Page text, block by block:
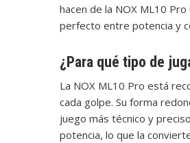
hacen de la NOX ML10
perfecto entre potencia y
¿Para qué tipo de
La NOX ML10 Pro está
cada golpe. Su forma
juego más técnico y
potencia, lo que la